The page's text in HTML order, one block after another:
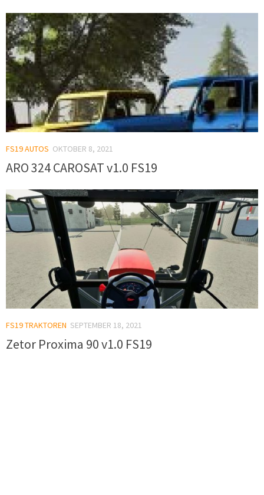
FS19 AUTOS OKTOBER 8, 2021
ARO 324 CAROSAT v1.0 FS19
FS19 TRAKTOREN SEPTEMBER 18, 2021
Zetor Proxima 90 v1.0 FS19